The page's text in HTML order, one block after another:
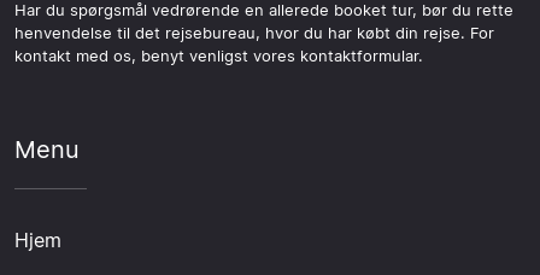
Har du spørgsmål vedrørende en allerede booket tur, bør du rette
henvendelse til det rejsebureau, hvor du har købt din rejse. For
kontakt med os, benyt venligst vores kontaktformular.
Menu
Hjem